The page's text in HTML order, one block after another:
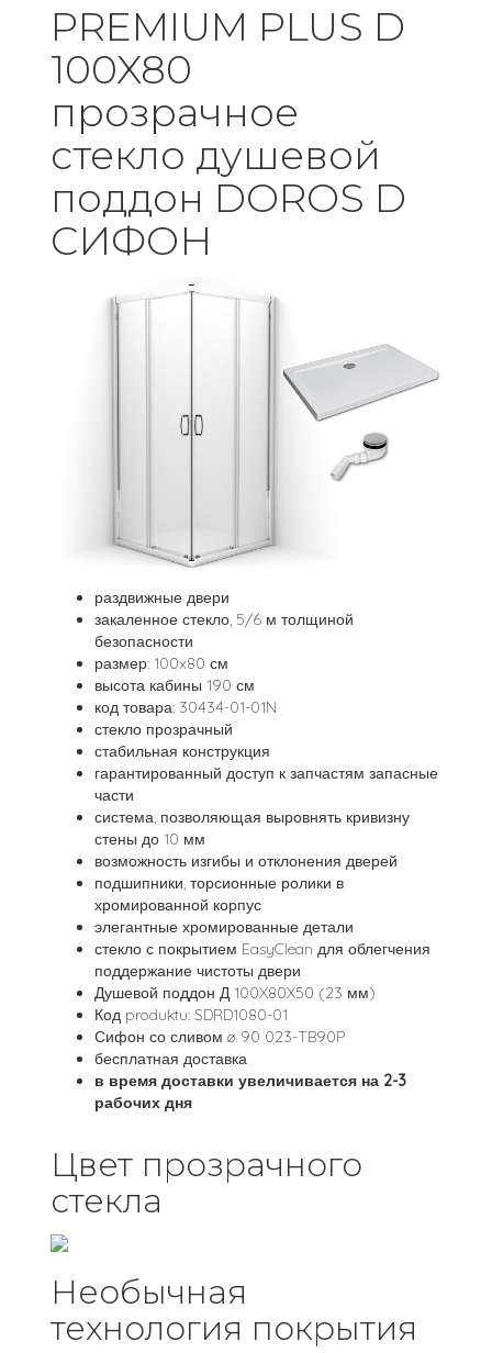
PREMIUM PLUS D
100X80
прозрачное
стекло душевой
поддон DOROS D
СИФОН
раздвижные двери
закаленное стекло, 5/6 м толщиной
безопасности
размер: 100x80 см
высота кабины 190 см
код товара: 30434-01-01N
стекло прозрачный
стабильная конструкция
гарантированный доступ к запчастям запасные
части
система, позволяющая выровнять кривизну
стены до 10 мм
возможность изгибы и отклонения дверей
подшипники, торсионные ролики в
хромированной корпус
элегантные хромированные детали
стекло с покрытием EasyClean для облегчения
поддержание чистоты двери
Душевой поддон Д 100X80X50 (23 мм)
Код produktu: SDRD1080-01
Сифон со сливом ø 90 023-TB90P
бесплатная доставка
в время доставки увеличивается на 2-3
рабочих дня
Цвет прозрачного
стекла
Необычная
технология покрытия